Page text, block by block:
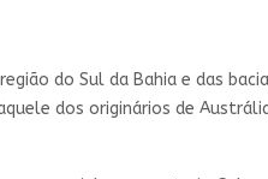
do Sul da Bahia e das
dos originários de